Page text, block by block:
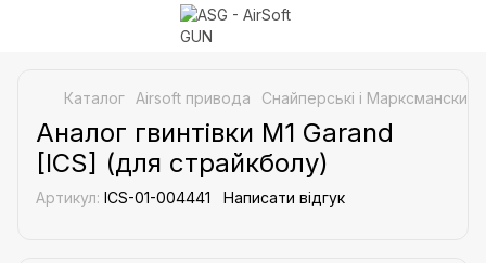
Каталог Airsoft привода Снайперські і Марксманские
Аналог гвинтівки M1 Garand
[ICS] (для страйкболу)
Артикул: ICS-01-004441 Написати відгук